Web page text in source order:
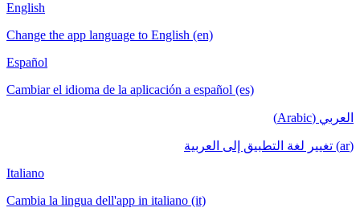
English
Change the app language to English (en)
Español
Cambiar el idioma de la aplicación a español (es)
العربي (Arabic)
(ar) تغيير لغة التطبيق إلى العربية
Italiano
Cambia la lingua dell'app in italiano (it)